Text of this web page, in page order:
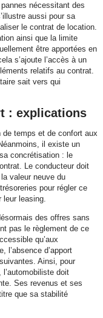
nécessitant des
aussi pour sa
le contrat de location.
ainsi que la limite
être apportées en
s’ajoute l’accès à un
relatifs au contrat.
sait vers qui
: explications
de temps et de confort aux
il existe un
concrétisation : le
Le conducteur doit
valeur neuve du
pour régler ce
leur leasing.
des offres sans
pas le règlement de ce
qu’aux
l’absence d’apport
Ainsi, pour
doit
Ses revenus et ses
que sa stabilité